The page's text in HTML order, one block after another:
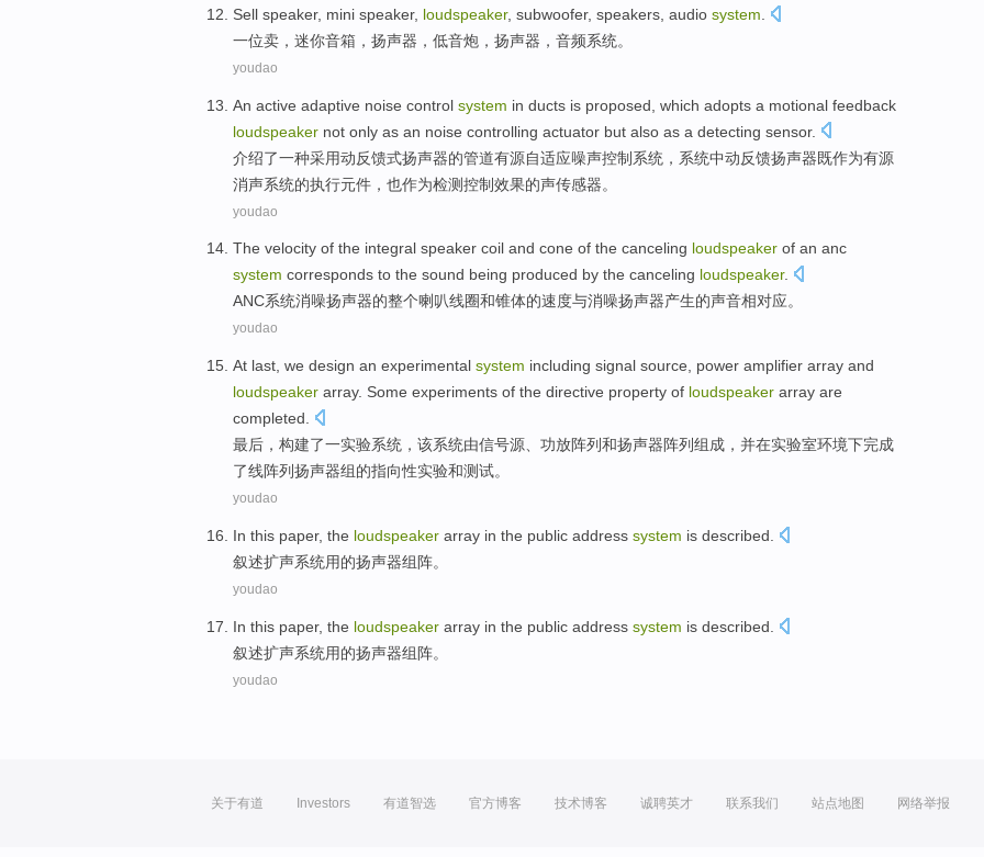
Sell speaker, mini speaker, loudspeaker, subwoofer, speakers audio system
一位卖 ， 迷你音箱 ， 扬声器 ， 低音炮 ， 扬声器 ， 音频系统。
youdao
An active adaptive noise control system in ducts is proposed, which adopts a motional feedback
loudspeaker not only as an noise controlling actuator but also as a detecting sensor.
介绍了一种采用动反馈式扬声器的管道有源自适应噪声控制系统 ，系统中动反馈扬声器既作为有源
消声系统的执行元件 ， 也作为检测控制效果的声传感器。
youdao
The velocity of the integral speaker coil and cone of the canceling loudspeaker of an anc
system corresponds to the sound being produced by the canceling loudspeaker.
ANC系统消噪扬声器的整个喇叭线圈和锥体的速度与消噪扬声器产生的声音相对应。
youdao
At last , we design an experimental system including signal source power amplifier array and
loudspeaker array. Some experiments of the directive property of loudspeaker array are
completed
最后 ，构建了一实验系统 ， 该系统由信号源 功放阵列和扬声器阵列组成， 并在实验室环境下完成
了线阵列扬声器组的指向性实验和测试。
youdao
In this paper, the loudspeaker array in the public address system is described.
叙述扩声系统用的扬声器组 阵。
youdao
In this paper, the loudspeaker array in the public address system is described.
叙述扩声系统用的扬声器组 阵。
youdao
关于有道 Investors 有道智选 官方博客 技术博客 诚聘英才 联系我们 站点地图 网络举报